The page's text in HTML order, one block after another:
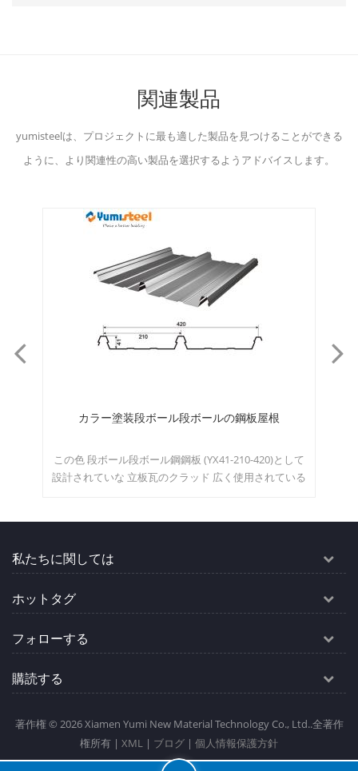
関連製品
yumisteelは、プロジェクトに最も適した製品を見つけることができる
ように、より関連性の高い製品を選択するようアドバイスします。
420)として
されている
クリップロック立っている継ぎ目プロファイル屋
この 金属屋根 です 大スパンの建物に推奨されます。
の ルーフパネル 機械または手でロックする必要があ
私たちに関しては
ホットタグ
フォローする
購読する
著作権 © 2026 Xiamen Yumi New Material Technology Co., Ltd..全著作
権所有 | XML | ブログ | 個人情報保護方針